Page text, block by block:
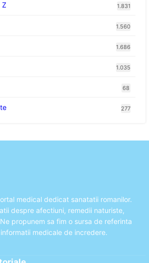
Z 1.831
1.560
1.686
1.035
68
277
medical dedicat sanatatii romanilor.
despre afectiuni, remedii naturiste,
propunem sa fim o sursa de referinta
medicale de incredere.